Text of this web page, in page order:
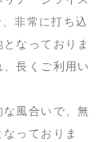
非常に打ち込
なっておりま
長くご利用い
風合いで、無
っておりま